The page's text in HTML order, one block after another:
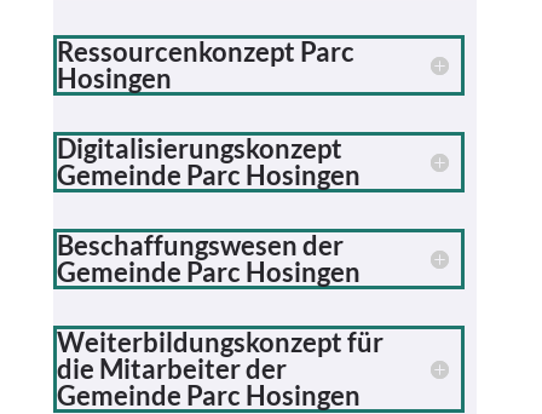
Ressourcenkonzept Parc
Hosingen
Digitalisierungskonzept
Gemeinde Parc Hosingen
Beschaffungswesen der
Gemeinde Parc Hosingen
Weiterbildungskonzept für
die Mitarbeiter der
Gemeinde Parc Hosingen